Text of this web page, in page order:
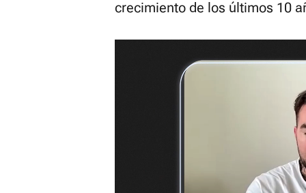
crecimiento de los últimos 10